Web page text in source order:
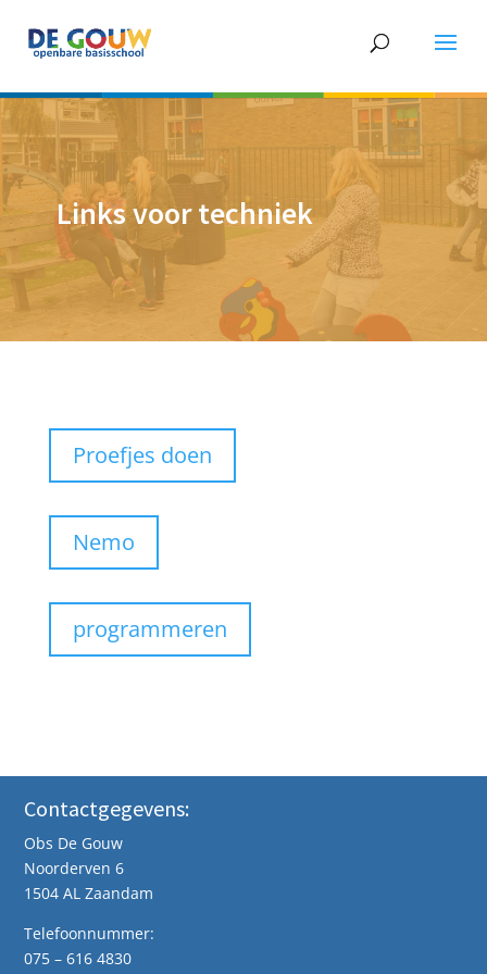
Links voor techniek
Proefjes doen
Nemo
programmeren
Contactgegevens:
Obs De Gouw
Noorderven 6
1504 AL Zaandam
Telefoonnummer:
075 – 616 4830